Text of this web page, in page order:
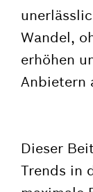
Wandel,
erhöhen
Anbietern
Dieser
Trends in